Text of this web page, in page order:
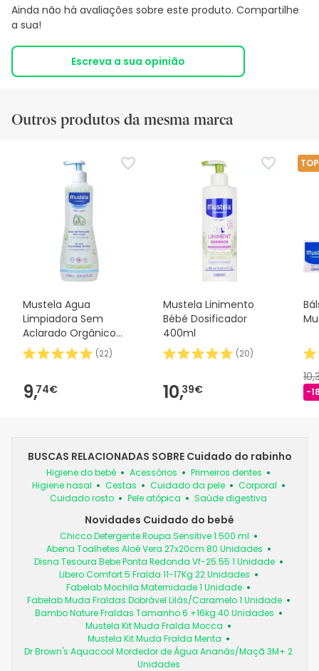
Ainda não há avaliações sobre este produto. Compartilhe
a sua!
Escreva a sua opinião
Outros produtos da mesma marca
Mustela Agua
Limpiadora Sem
Aclarado Orgânico
500ml
(22)
9,74€
Mustela Linimento
Bébé Dosificador
400ml
(20)
10,39€ -
BUSCAS RELACIONADAS SOBRE Cuidado do rabinho
Higiene do bebé Acessórios
Primeiros dentes
Higiene nasal
Cestas Cuidado da pele
Corporal
Cuidado rosto
Pele atópica Saúde digestiva
Novidades Cuidado do bebé
Chicco Detergente Roupa Sensitive 1.500 ml
Abena Toalhetes Aloé Vera 27x20cm 80 Unidades
Disna Tesoura Bebe Ponta Redonda Vf-25.55 1 Unidade
Libero Comfort 5 Fralda 11-17Kg 22 Unidades
Fabelab Mochila Maternidade 1 Unidade
Fabelab Muda Fraldas Dobrável Lilás/Caramelo 1 Unidade
Bambo Nature Fraldas Tamanho 6 +16kg 40 Unidades
Mustela Kit Muda Fralda Mocca
Mustela Kit Muda Fralda Menta
Dr Brown's Aquacool Mordedor de Água Ananás/Maçã 3M+ 2
Unidades